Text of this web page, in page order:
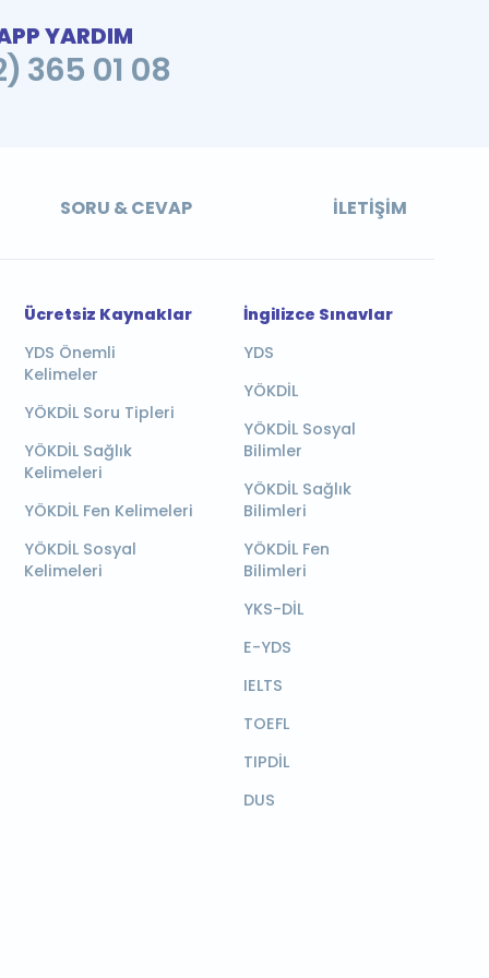
YARDIM
365 01 08
SORU & CEVAP İLETIŞIM
Ücretsiz Kaynaklar
YDS Önemli
Kelimeler
YÖKDİL Soru Tipleri
YÖKDİL Sağlık
Kelimeleri
YÖKDİL Fen Kelimeleri
YÖKDİL Sosyal
Kelimeleri
İngilizce Sınavlar
YDS
YÖKDİL
YÖKDİL Sosyal
Bilimler
YÖKDİL Sağlık
Bilimleri
YÖKDİL Fen
Bilimleri
YKS-DİL
E-YDS
IELTS
TOEFL
TIPDİL
DUS